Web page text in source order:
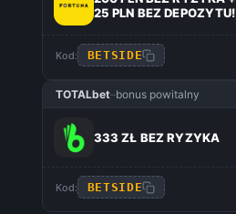
25 PLN BEZ DEPOZYTU!
Kod: BETSIDE
TOTALbet–bonus powitalny
333 ZŁ BEZ RYZYKA
Kod: BETSIDE